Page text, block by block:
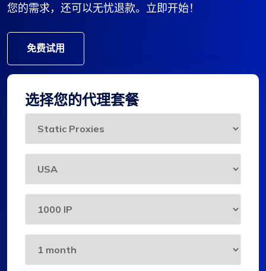
您的需求，还可以无忧退款。立即开始！
免费试用
选择您的代理套餐